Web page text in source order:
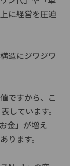
に経営を圧迫
造にジワジワ
ですから、こ
しています。
金」が増え
ります。